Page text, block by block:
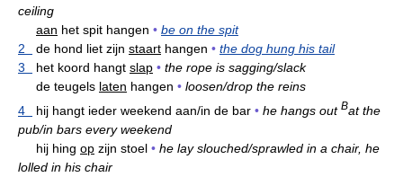
ceiling
aan het spit hangen • be on the spit
2
de hond liet zijn staart hangen • the dog hung his tail
3
het koord hangt slap • the rope is sagging/slack
de teugels laten hangen • loosen/drop the reins
4
hij hangt ieder weekend aan/in de bar • he hangs out Bat the
pub/in bars every weekend
hij hing op zijn stoel • he lay slouched/sprawled in a chair, he
lolled in his chair